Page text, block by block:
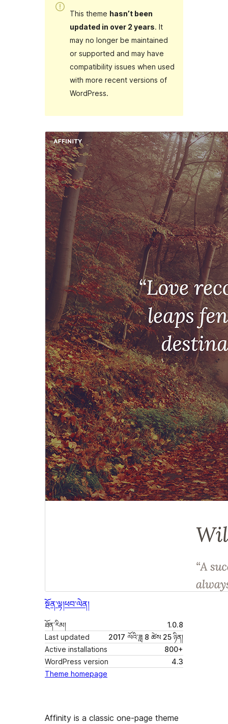
This theme hasn’t been
updated in over 2 years. It
may no longer be maintained
or supported and may have
compatibility issues when used
with more recent versions of
WordPress.
སྔོན་ལྟ།ཕབ་ལེན།
ཐོན་རིམ།
1.0.8
Last updated
2017 ལོའི་ཟླ 8 ཚེས 25 ཉིན།
Active installations
800+
WordPress version
4.3
Theme homepage
Affinity is a classic one-page theme